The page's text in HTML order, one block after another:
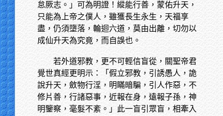
怠厥志。」可為明證！縱能行善，蒙佑升天，
只能為上帝之僕人，雖獲長生永生，天福享
盡，仍須墮落，輪迴六道，莫由出離，切勿以
成仙升天為究竟，而自誤也。
若外道邪教，更不可輕信盲從，關聖帝君
覺世真經更明示：「假立邪教，引誘愚人，詭
說升天，斂物行淫，明瞞暗騙，引人作惡，不
修片善，行諸惡事，近報在身，遠報子孫，神
明鑒察，毫髮不紊。」此一盲引眾盲，相牽入